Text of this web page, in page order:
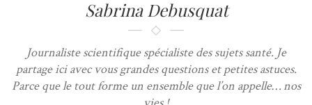
Sabrina Debusquat
Journaliste scientifique spécialiste des sujets santé. Je
partage ici avec vous grandes questions et petites astuces.
Parce que le tout forme un ensemble que l’on appelle… nos